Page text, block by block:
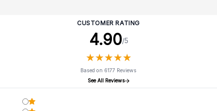
CUSTOMER RATING
4.90/5
★★★★★
★★★★★
Based on 6177 Reviews
See All Reviews